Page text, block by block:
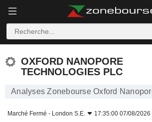
OXFORD NANOPORE
TECHNOLOGIES PLC
Analyses Zonebourse Oxford
Marché Fermé - London S.E. 17:35:00 07/08/2026